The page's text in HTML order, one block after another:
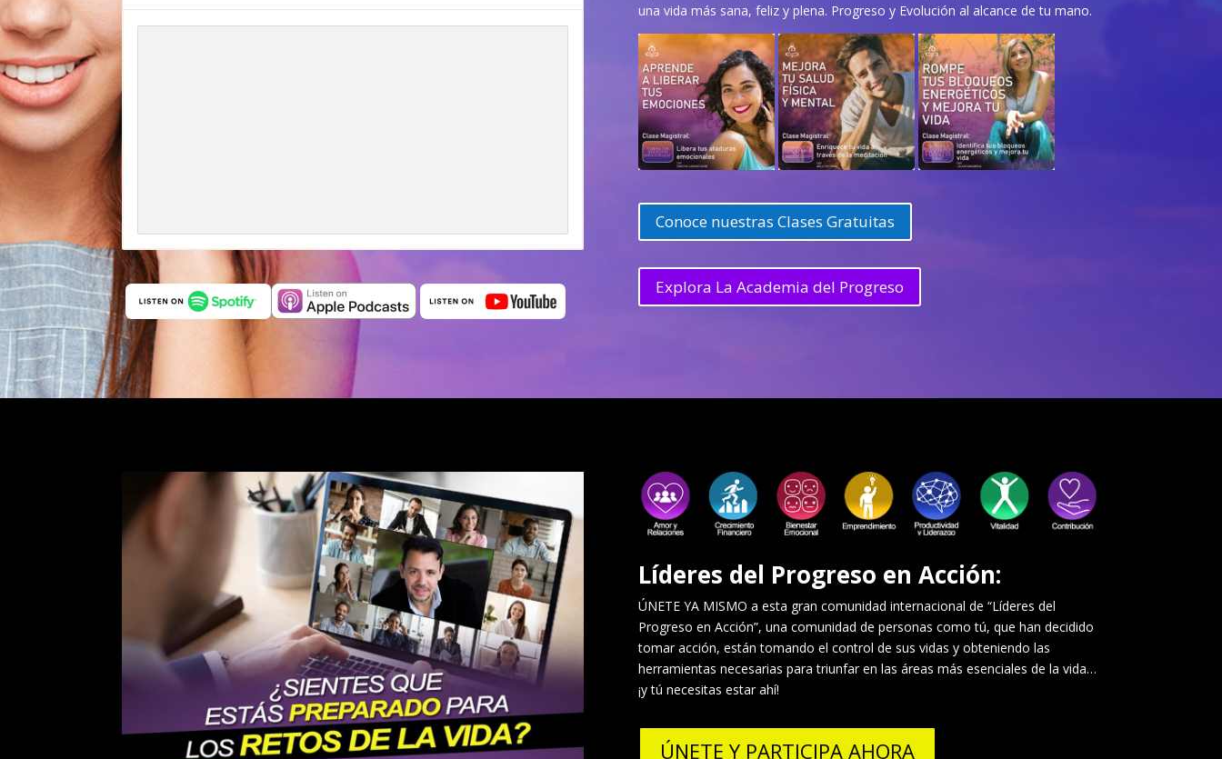
una vida más sana, feliz y plena. Progreso y Evolución al alcance de tu mano.
Conoce nuestras Clases Gratuitas
Explora La Academia del Progreso
Líderes del Progreso en Acción:
ÚNETE YA MISMO a esta gran comunidad internacional de “Líderes del
Progreso en Acción”, una comunidad de personas como tú, que han decidido
tomar acción, están tomando el control de sus vidas y obteniendo las
herramientas necesarias para triunfar en las áreas más esenciales de la vida…
¡y tú necesitas estar ahí!
ÚNETE Y PARTICIPA AHORA